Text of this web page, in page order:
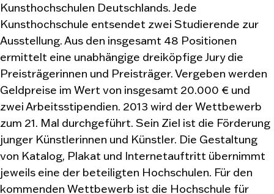
Kunsthochschulen Deutschlands. Jede
Kunsthochschule entsendet zwei Studierende zur
Ausstellung. Aus den insgesamt 48 Positionen
ermittelt eine unabhängige dreiköpfige Jury die
Preisträgerinnen und Preisträger. Vergeben werden
Geldpreise im Wert von insgesamt 20.000 € und
zwei Arbeitsstipendien. 2013 wird der Wettbewerb
zum 21. Mal durchgeführt. Sein Ziel ist die Förderung
junger Künstlerinnen und Künstler. Die Gestaltung
von Katalog, Plakat und Internetauftritt übernimmt
jeweils eine der beteiligten Hochschulen. Für den
kommenden Wettbewerb ist die Hochschule für